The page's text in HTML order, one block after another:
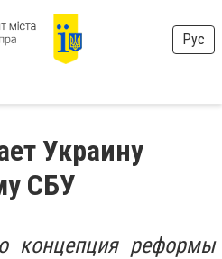
Рус
Украину
СБУ
концепция реформы